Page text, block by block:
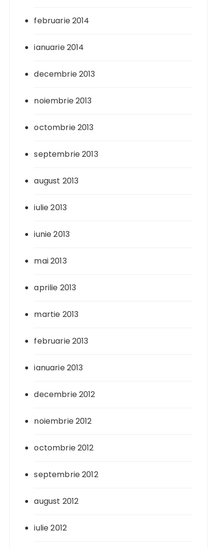
februarie 2014
ianuarie 2014
decembrie 2013
noiembrie 2013
octombrie 2013
septembrie 2013
august 2013
iulie 2013
iunie 2013
mai 2013
aprilie 2013
martie 2013
februarie 2013
ianuarie 2013
decembrie 2012
noiembrie 2012
octombrie 2012
septembrie 2012
august 2012
iulie 2012